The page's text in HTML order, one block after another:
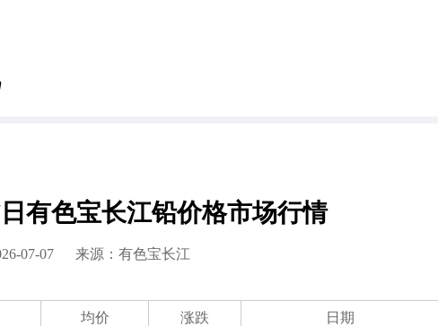
日有色宝长江铅价格市场行情
07-07 来源： 有色宝长江
均价 涨跌 日期